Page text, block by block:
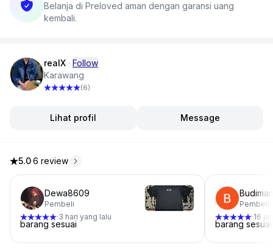
Belanja di Preloved aman dengan garansi uang
kembali.
realX · Follow
Karawang
(6)
Lihat profil Message
5.0 dari 5 bintang, dari 6 ulasan
5.0·6 review
Dewa8609
Pembeli
·3 hari yang lalu
barang sesuai
Pembeli
·16
barang